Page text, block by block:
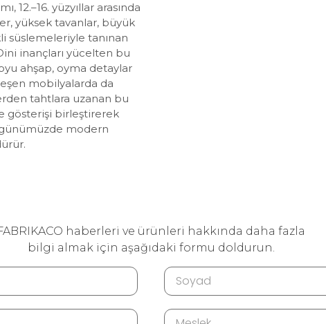
12.–16. yüzyıllar arasında
yüksek tavanlar, büyük
süslemeleriyle tanınan
inançları yücelten bu
ahşap, oyma detaylar
mobilyalarda da
tahtlara uzanan bu
gösterişi birleştirerek
günümüzde modern
haberleri ve ürünleri hakkında daha fazla
bilgi almak için aşağıdaki formu doldurun.